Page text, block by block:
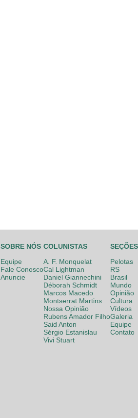
SOBRE NÓS
Equipe
Fale Conosco
Anuncie
COLUNISTAS
A. F. Monquelat
Cal Lightman
Daniel Giannechini
Déborah Schmidt
Marcos Macedo
Montserrat Martins
Nossa Opinião
Rubens Amador Filho
Said Anton
Sérgio Estanislau
Vivi Stuart
SEÇÕES
Pelotas
RS
Brasil
Mundo
Opinião
Cultura
Vídeos
Galeria
Equipe
Contato